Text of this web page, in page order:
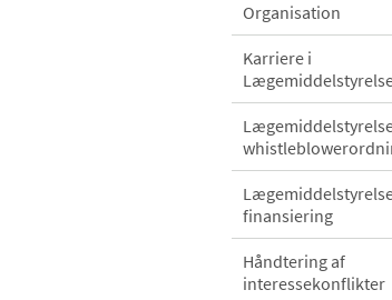
Organisation
Karriere i
finansiering
Håndtering af
interessekonflikter